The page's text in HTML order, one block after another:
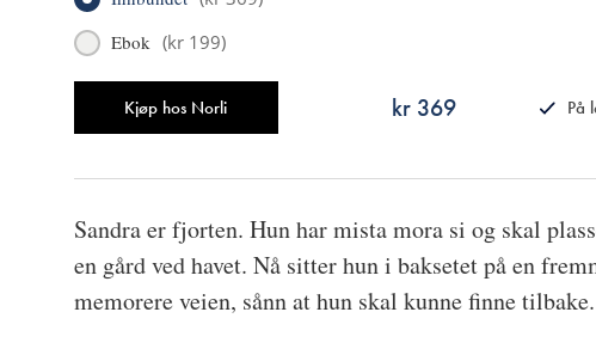
Ebok (kr 199)
Kjøp hos Norli kr 369
På
Sandra er fjorten. Hun har mista mora si og skal
en gård ved havet. Nå sitter hun i baksetet på en
memorere veien, sånn at hun skal kunne finne tilbake.